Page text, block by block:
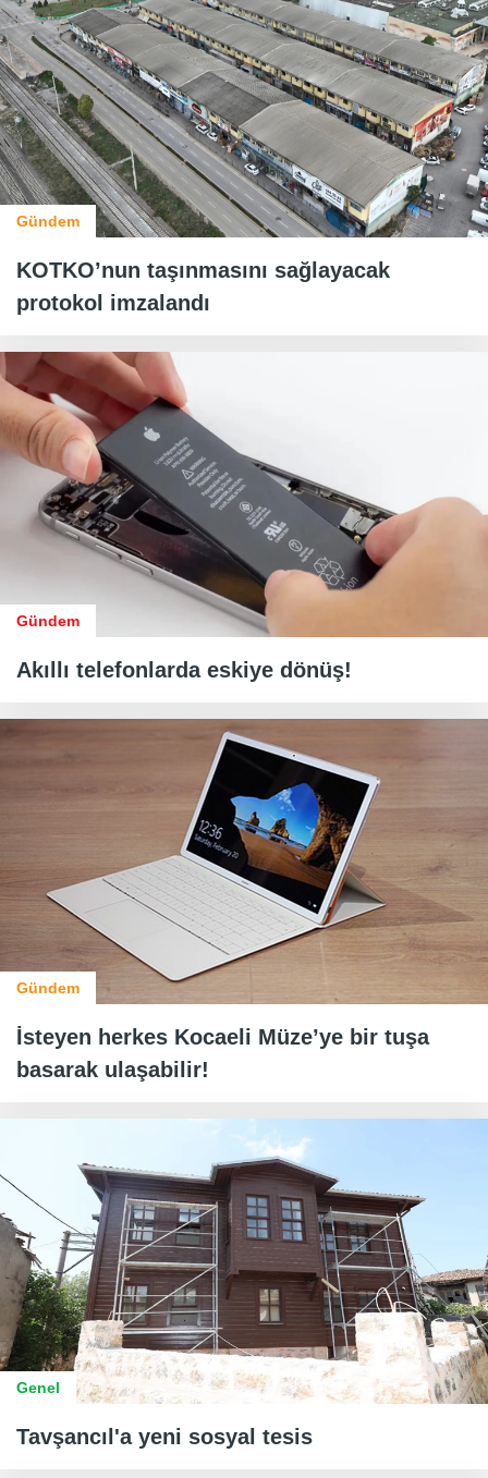
Gündem
KOTKO’nun taşınmasını sağlayacak
protokol imzalandı
Gündem
Akıllı telefonlarda eskiye dönüş!
Gündem
İsteyen herkes Kocaeli Müze’ye bir tuşa
basarak ulaşabilir!
Genel
Tavşancıl'a yeni sosyal tesis